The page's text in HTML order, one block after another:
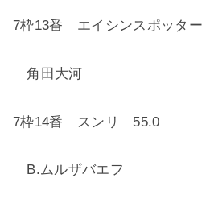
7枠13番 エイシンスポッター
角田大河
7枠14番 スンリ 55.0
B.ムルザバエフ